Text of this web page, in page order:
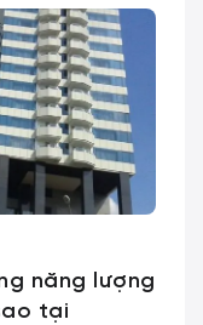
năng lượng
tại